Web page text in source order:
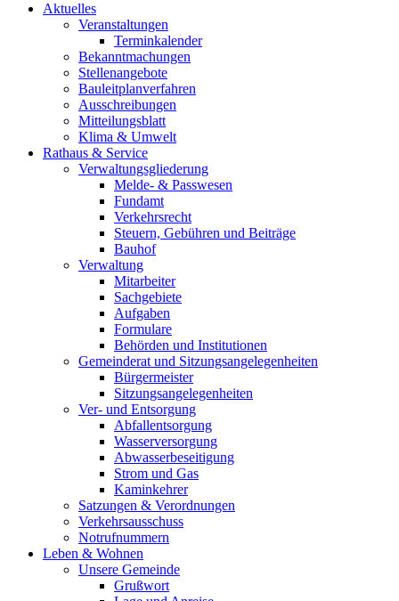
Aktuelles
Veranstaltungen
Terminkalender
Bekanntmachungen
Stellenangebote
Bauleitplanverfahren
Ausschreibungen
Mitteilungsblatt
Klima & Umwelt
Rathaus & Service
Verwaltungsgliederung
Melde- & Passwesen
Fundamt
Verkehrsrecht
Steuern, Gebühren und Beiträge
Bauhof
Verwaltung
Mitarbeiter
Sachgebiete
Aufgaben
Formulare
Behörden und Institutionen
Gemeinderat und Sitzungsangelegenheiten
Bürgermeister
Sitzungsangelegenheiten
Ver- und Entsorgung
Abfallentsorgung
Wasserversorgung
Abwasserbeseitigung
Strom und Gas
Kaminkehrer
Satzungen & Verordnungen
Verkehrsausschuss
Notrufnummern
Leben & Wohnen
Unsere Gemeinde
Grußwort